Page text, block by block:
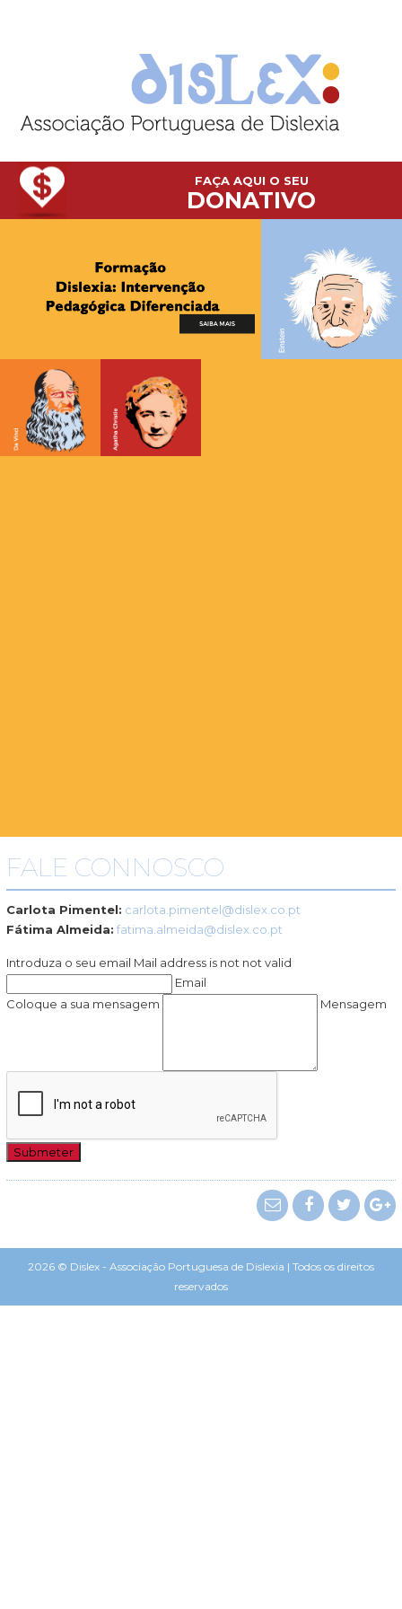
FAÇA AQUI O SEU
DONATIVO
FALE CONNOSCO
Carlota Pimentel: carlota.pimentel@dislex.co.pt
Fátima Almeida: fatima.almeida@dislex.co.pt
Introduza o seu email Mail address is not not valid
Email
Coloque a sua mensagem
Mensagem
2026 © Dislex - Associação Portuguesa de Dislexia | Todos os direitos
reservados